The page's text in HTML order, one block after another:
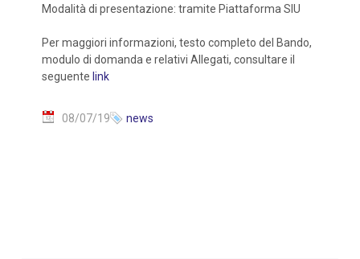
Modalità di presentazione: tramite Piattaforma SIU
Per maggiori informazioni, testo completo del Bando,
modulo di domanda e relativi Allegati, consultare il
seguente link
08/07/19 news